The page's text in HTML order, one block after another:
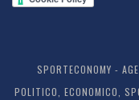
SPORTECONOMY -
POLITICO, ECONOMICO,